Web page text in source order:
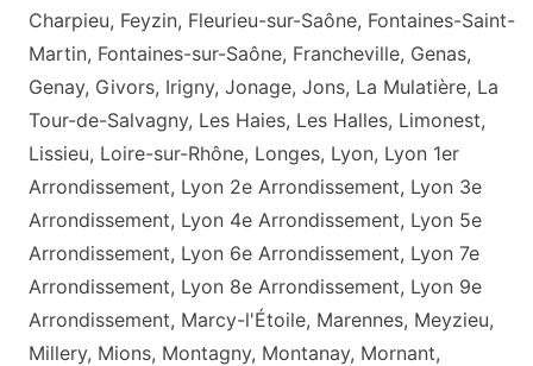
Charpieu, Feyzin, Fleurieu-sur-Saône, Fontaines-Saint-
Martin, Fontaines-sur-Saône, Francheville, Genas,
Genay, Givors, Irigny, Jonage, Jons, La Mulatière, La
Tour-de-Salvagny, Les Haies, Les Halles, Limonest,
Lissieu, Loire-sur-Rhône, Longes, Lyon, Lyon 1er
Arrondissement, Lyon 2e Arrondissement, Lyon 3e
Arrondissement, Lyon 4e Arrondissement, Lyon 5e
Arrondissement, Lyon 6e Arrondissement, Lyon 7e
Arrondissement, Lyon 8e Arrondissement, Lyon 9e
Arrondissement, Marcy-l'Étoile, Marennes, Meyzieu,
Millery, Mions, Montagny, Montanay, Mornant,